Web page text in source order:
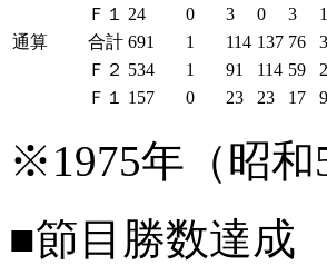
Ｆ１
24 0 3 0 3
通算
合計 691 1 114 137 76
Ｆ２ 534 1 91 114 59
Ｆ１
157 0 23 23 17
※1975年（昭
■節目勝数達成